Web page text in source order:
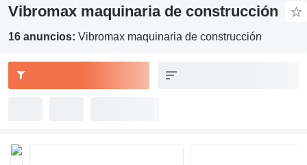
Vibromax maquinaria de construcción
16 anuncios: Vibromax maquinaria de construcción